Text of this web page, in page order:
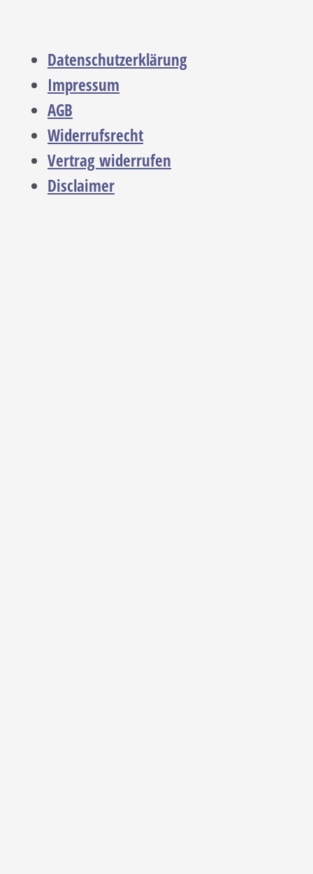
Datenschutzerklärung
Impressum
AGB
Widerrufsrecht
Vertrag widerrufen
Disclaimer